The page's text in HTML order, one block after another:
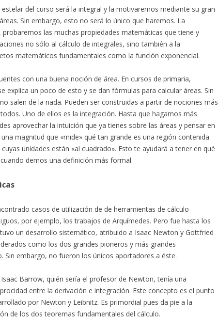
del curso será la integral y la motivaremos mediante su gran
Sin embargo, esto no será lo único que haremos. La
las muchas propiedades matemáticas que tiene y
no sólo al cálculo de integrales, sino también a la
matemáticos fundamentales como la función exponencial.
con una buena noción de área. En cursos de primaria,
explica un poco de esto y se dan fórmulas para calcular áreas. Sin
salen de la nada. Pueden ser construidas a partir de nociones más
Uno de ellos es la integración. Hasta que hagamos más
aprovechar la intuición que ya tienes sobre las áreas y pensar en
magnitud que «mide» qué tan grande es una región contenida
unidades están «al cuadrado». Esto te ayudará a tener en qué
demos una definición más formal.
casos de utilización de de herramientas de cálculo
por ejemplo, los trabajos de Arquímedes. Pero fue hasta los
tuvo un desarrollo sistemático, atribuido a Isaac Newton y Gottfried
como los dos grandes pioneros y más grandes
Sin embargo, no fueron los únicos aportadores a éste.
Barrow, quién sería el profesor de Newton, tenía una
entre la derivación e integración. Este concepto es el punto
por Newton y Leibnitz. Es primordial pues da pie a la
de los dos teoremas fundamentales del cálculo.